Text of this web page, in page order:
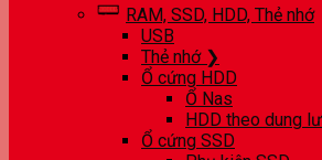
RAM, SSD, HDD, Thẻ nhớ
USB
Thẻ nhớ ❯
Ổ cứng HDD
Ổ Nas
HDD theo dung
Ổ cứng SSD